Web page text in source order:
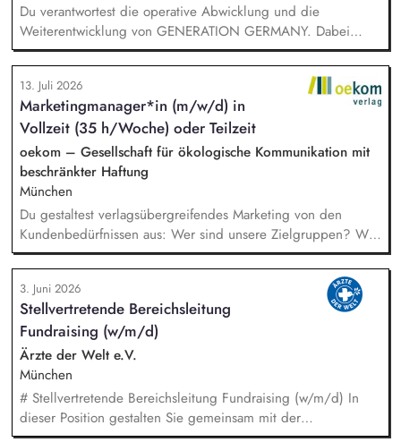
Du verantwortest die operative Abwicklung und die
Weiterentwicklung von GENERATION GERMANY. Dabei
arbeitest Du im Team und auch eng mit unserem Vorstand
zusammen und übernimmst Verantwortung für die Strategie,
die Umsetzung und das Wachstum des Programms. Dazu
gehören insbesondere: Inhaltliche, strategische und
organisatorische Weiterentwicklung des Programms,
Konzeption, Planung und Durchführung unserer
Demokratieveranstaltungen, Moderation der Veranstaltungen
und Vorbereitung der Panelgäste.
13. Juli 2026
Marketingmanager*in (m/w/d) in
Vollzeit (35 h/Woche) oder Teilzeit
oekom – Gesellschaft für ökologische Kommunikation mit
beschränkter Haftung
München
Du gestaltest verlagsübergreifendes Marketing von den
Kundenbedürfnissen aus: Wer sind unsere Zielgruppen? Was
bewegt sie? Wo erreichen wir sie? Du gehst in Verbindung
mit unseren Kund*innen und entwickelst daraus
Marketingstrategien, konkrete Maßnahmen und neue Formate.
Du misst, was funktioniert, und ziehst daraus selbstständig
Konsequenzen. Du verantwortest das operative Marketing für
unsere Publikumszeitschriften BIO, Slow Food Magazin und
Natürlich Gärtnern: Newsletter, Social Media, Website,
Kooperationen – in enger Abstimmung mit Vertrieb und
Anzeigenverkauf.
3. Juni 2026
Stellvertretende Bereichsleitung
Fundraising (w/m/d)
Ärzte der Welt e.V.
München
# Stellvertretende Bereichsleitung Fundraising (w/m/d) In
dieser Position gestalten Sie gemeinsam mit der
Bereichsleitung die strategische Weiterentwicklung des